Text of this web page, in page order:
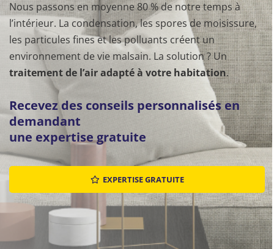
Nous passons en moyenne 80 % de notre temps à
l’intérieur. La condensation, les spores de moisissure,
les particules fines et les polluants créent un
environnement de vie malsain. La solution ? Un
traitement de l’air adapté à votre habitation.
Recevez des conseils personnalisés en
demandant
une expertise gratuite
EXPERTISE GRATUITE